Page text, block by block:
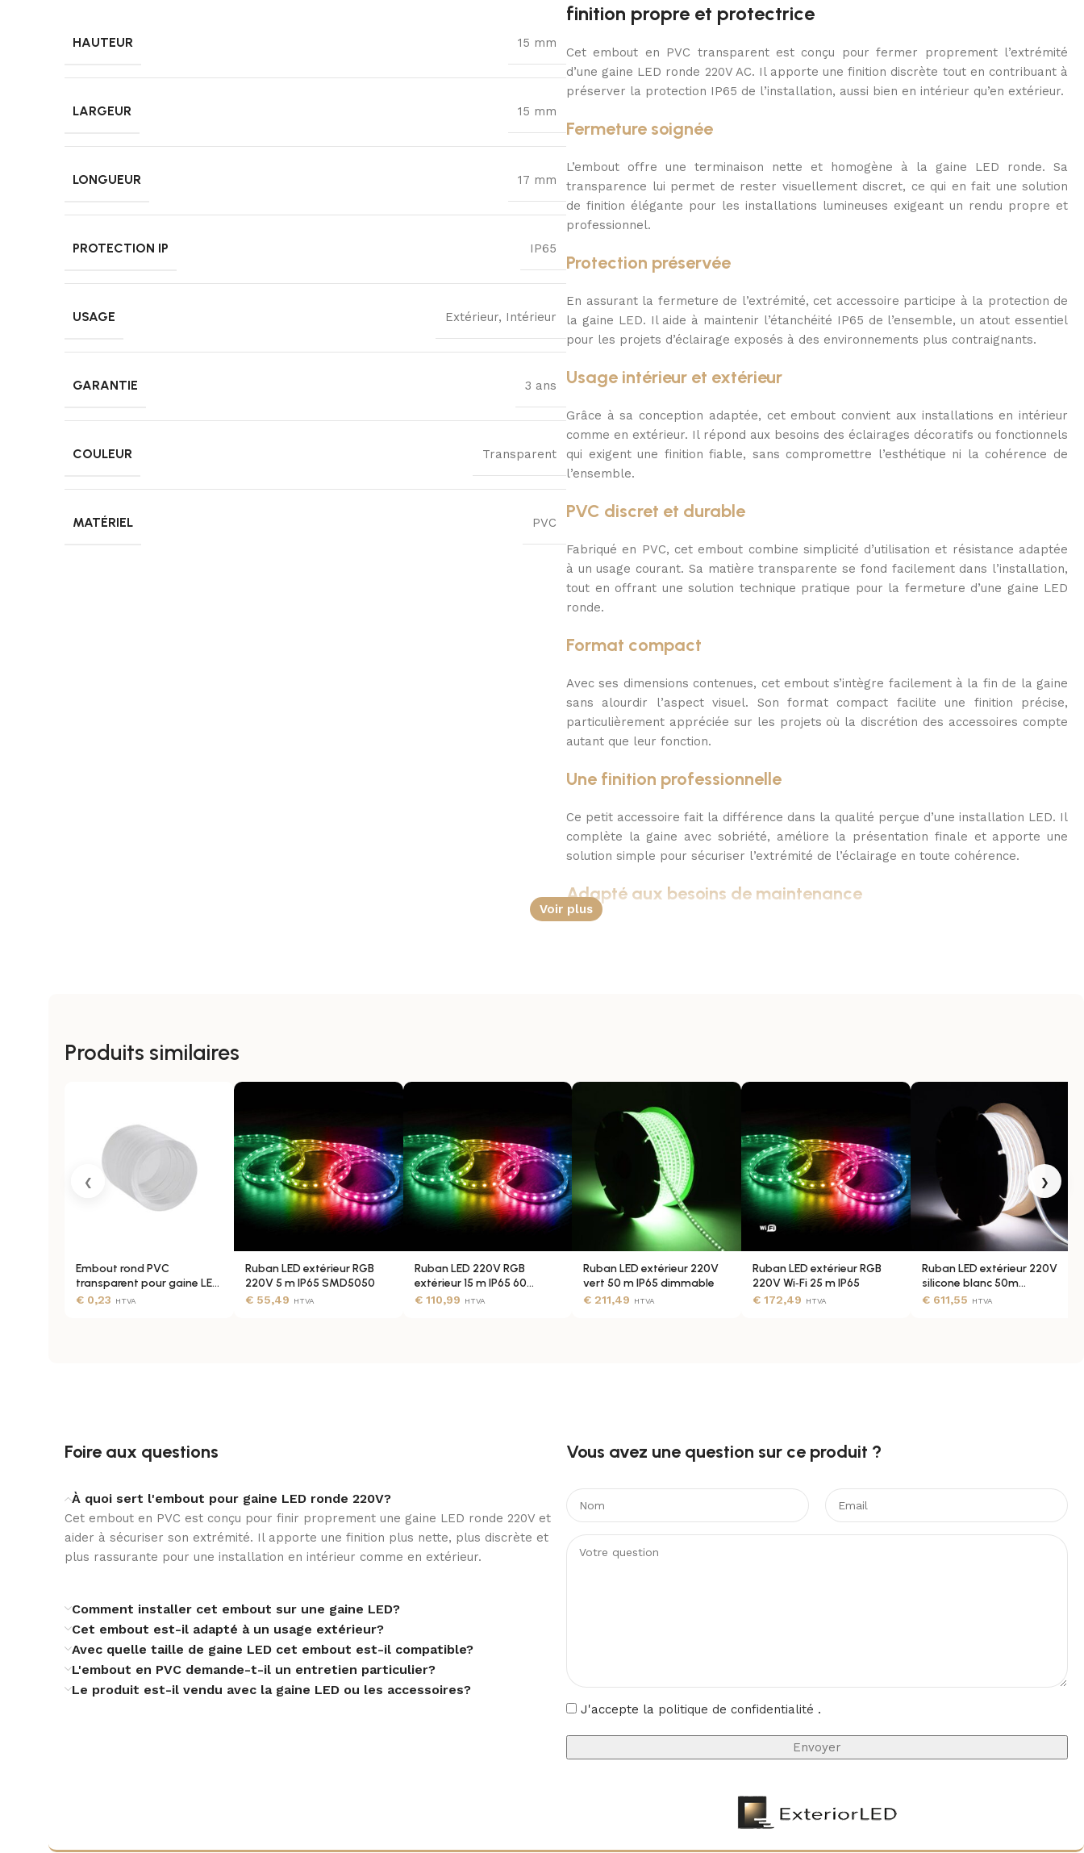
HAUTEUR 15 mm
LARGEUR 15 mm
LONGUEUR 17 mm
PROTECTION IP IP65
USAGE Extérieur, Intérieur
GARANTIE 3 ans
COULEUR Transparent
MATÉRIEL PVC
finition propre et protectrice
Cet embout en PVC transparent est conçu pour fermer proprement l’extrémité
d’une gaine LED ronde 220V AC. Il apporte une finition discrète tout en contribuant à
préserver la protection IP65 de l’installation, aussi bien en intérieur qu’en extérieur.
Fermeture soignée
L’embout offre une terminaison nette et homogène à la gaine LED ronde. Sa
transparence lui permet de rester visuellement discret, ce qui en fait une solution
de finition élégante pour les installations lumineuses exigeant un rendu propre et
professionnel.
Protection préservée
En assurant la fermeture de l’extrémité, cet accessoire participe à la protection de
la gaine LED. Il aide à maintenir l’étanchéité IP65 de l’ensemble, un atout essentiel
pour les projets d’éclairage exposés à des environnements plus contraignants.
Usage intérieur et extérieur
Grâce à sa conception adaptée, cet embout convient aux installations en intérieur
comme en extérieur. Il répond aux besoins des éclairages décoratifs ou fonctionnels
qui exigent une finition fiable, sans compromettre l’esthétique ni la cohérence de
l’ensemble.
PVC discret et durable
Fabriqué en PVC, cet embout combine simplicité d’utilisation et résistance adaptée
à un usage courant. Sa matière transparente se fond facilement dans l’installation,
tout en offrant une solution technique pratique pour la fermeture d’une gaine LED
ronde.
Format compact
Avec ses dimensions contenues, cet embout s’intègre facilement à la fin de la gaine
sans alourdir l’aspect visuel. Son format compact facilite une finition précise,
particulièrement appréciée sur les projets où la discrétion des accessoires compte
autant que leur fonction.
Une finition professionnelle
Ce petit accessoire fait la différence dans la qualité perçue d’une installation LED. Il
complète la gaine avec sobriété, améliore la présentation finale et apporte une
solution simple pour sécuriser l’extrémité de l’éclairage en toute cohérence.
Adapté aux besoins de maintenance
Voir plus
Produits similaires
Embout rond PVC
transparent pour gaine LED
220V IP65 extérieur
€ 0,23 HTVA
Ruban LED extérieur RGB
220V 5 m IP65 SMD5050
€55,49 HTVA
Ruban LED 220V RGB
extérieur 15 m IP65 60
LED/m
€110,99 HTVA
Ruban LED extérieur 220V
vert 50 m IP65 dimmable
€ 211,49 HTVA
Ruban LED extérieur RGB
220V Wi‑Fi 25 m IP65
€ 172,49 HTVA
Ruban LED extérieur 220V
silicone blanc 50m
dimmable IP65
€ 611,55 HTVA
‹ ›
Foire aux questions
À quoi sert l'embout pour gaine LED ronde 220V?
Cet embout en PVC est conçu pour finir proprement une gaine LED ronde 220V et
aider à sécuriser son extrémité. Il apporte une finition plus nette, plus discrète et
plus rassurante pour une installation en intérieur comme en extérieur.
Comment installer cet embout sur une gaine LED?
Cet embout est-il adapté à un usage extérieur?
Avec quelle taille de gaine LED cet embout est-il compatible?
L'embout en PVC demande-t-il un entretien particulier?
Le produit est-il vendu avec la gaine LED ou les accessoires?
Vous avez une question sur ce produit ?​
J'accepte la politique de confidentialité .